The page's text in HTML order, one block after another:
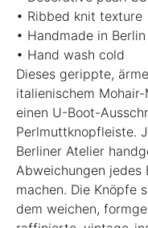
• Ribbed knit texture
• Handmade in Berlin
• Hand wash cold
Dieses gerippte,
italienischem
einen U-Boot-
Perlmuttknopfleiste.
Berliner Atelier
Abweichungen jedes
machen. Die Knöpfe
dem weichen,